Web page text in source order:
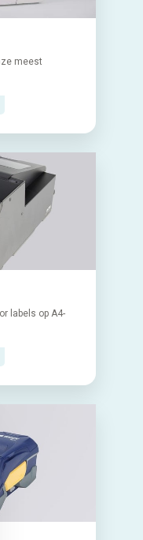
meest
labels op A4-